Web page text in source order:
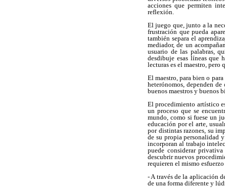
acciones que permiten
reflexión.
El juego que, junto a la
frustración que pueda
también separa el
mediador, de un
usuario de las palabras,
desdibuje esas líneas que
lecturas es el maestro, pero
El maestro, para bien o
heterónomos, dependen
buenos maestros y buenos
El procedimiento artístico
un proceso que se
mundo, como si fuese un
educación por el arte,
por distintas razones, su
de su propia personalidad
incorporan al trabajo
puede considerar
descubrir nuevos
requieren el mismo
- A través de la aplicación
de una forma diferente y